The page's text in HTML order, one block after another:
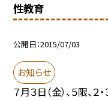
性教育
公開日 2015/07/03
お知らせ
７月３日（金）、５限